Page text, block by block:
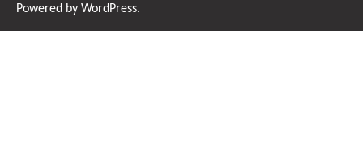
Powered by WordPress.